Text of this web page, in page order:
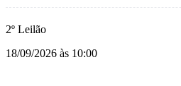
2º Leilão
18/09/2026 às 10:00